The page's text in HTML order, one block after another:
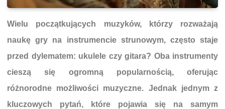
Wielu początkujących muzyków, którzy rozważają
naukę gry na instrumencie strunowym, często staje
przed dylematem: ukulele czy gitara? Oba instrumenty
cieszą się ogromną popularnością, oferując
różnorodne możliwości muzyczne. Jednak jednym z
kluczowych pytań, które pojawia się na samym